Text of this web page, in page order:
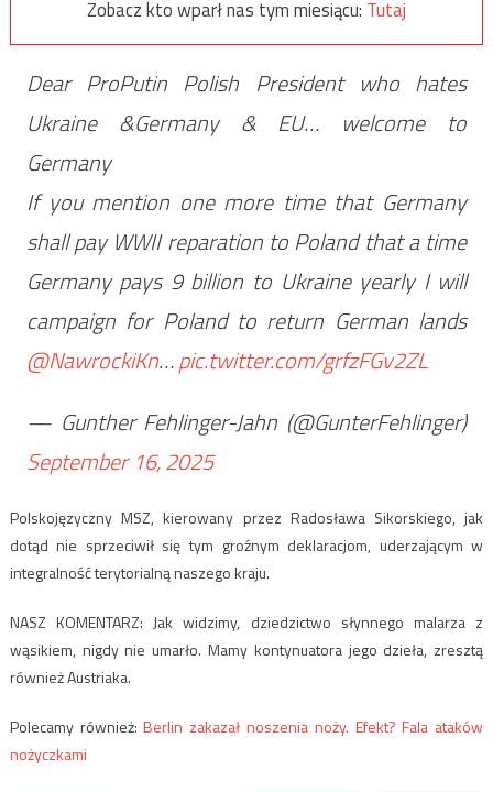
Zobacz kto wparł nas tym miesiącu: Tutaj
Dear ProPutin Polish President who hates
Ukraine &Germany & EU… welcome to
Germany
If you mention one more time that Germany
shall pay WWII reparation to Poland that a time
Germany pays 9 billion to Ukraine yearly I will
campaign for Poland to return German lands
@NawrockiKn…pic.twitter.com/grfzFGv2ZL
— Gunther Fehlinger-Jahn (@GunterFehlinger)
September 16, 2025
Polskojęzyczny MSZ, kierowany przez Radosława Sikorskiego, jak
dotąd nie sprzeciwił się tym groźnym deklaracjom, uderzającym w
integralność terytorialną naszego kraju.
NASZ KOMENTARZ: Jak widzimy, dziedzictwo słynnego malarza z
wąsikiem, nigdy nie umarło. Mamy kontynuatora jego dzieła, zresztą
również Austriaka.
Polecamy również:Berlin zakazał noszenia noży. Efekt? Fala ataków
nożyczkami